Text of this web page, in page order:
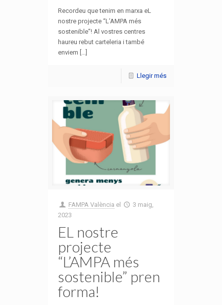
Recordeu que tenim en marxa eL
nostre projecte “L’AMPA més
sostenible”! Al vostres centres
haureu rebut carteleria i també
enviem [...]
Llegir més
FAMPA València el
3 maig,
2023
EL nostre
projecte
“L’AMPA més
sostenible” pren
forma!